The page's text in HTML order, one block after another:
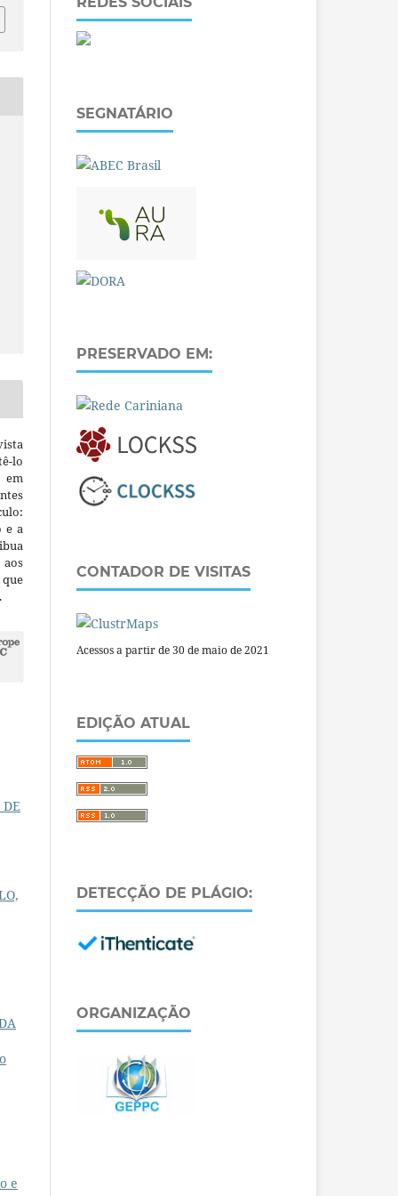
lo
em
e a
e
SEGNATÁRIO
PRESERVADO EM:
CONTADOR DE VISITAS
Acessos a partir de 30 de maio de 2021
EDIÇÃO ATUAL
DETECÇÃO DE PLÁGIO:
ORGANIZAÇÃO